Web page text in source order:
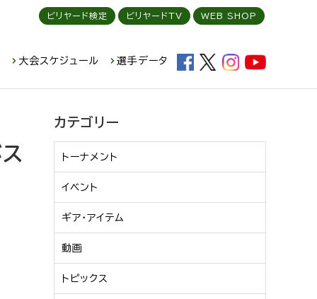
大会スケジュール 選手データ
ビリヤード検定 ビリヤードTV WEB SHOP
カテゴリー
トーナメント
イベント
ギア・アイテム
動画
トピックス